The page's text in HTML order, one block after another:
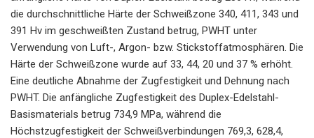
die durchschnittliche Härte der Schweißzone 340, 411, 343 und
391 Hv im geschweißten Zustand betrug, PWHT unter
Verwendung von Luft-, Argon- bzw. Stickstoffatmosphären. Die
Härte der Schweißzone wurde auf 33, 44, 20 und 37 % erhöht.
Eine deutliche Abnahme der Zugfestigkeit und Dehnung nach
PWHT. Die anfängliche Zugfestigkeit des Duplex-Edelstahl-
Basismaterials betrug 734,9 MPa, während die
Höchstzugfestigkeit der Schweißverbindungen 769,3, 628,4,